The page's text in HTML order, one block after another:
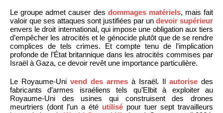
Le groupe admet causer des dommages matériels, mais fait
valoir que ses attaques sont justifiées par un devoir supérieur
envers le droit international, qui impose une obligation aux tiers
d’empêcher les atrocités et le génocide plutôt que de se rendre
complices de tels crimes. Et compte tenu de l’implication
profonde de l’État britannique dans les atrocités commises par
Israël à Gaza, ce devoir revêt une importance particulière.
Le Royaume-Uni vend des armes à Israël. Il autorise des
fabricants d’armes israéliens tels qu’Elbit à exploiter au
Royaume-Uni des usines qui construisent des drones
meurtriers (dont l’un a été utilisé pour tuer sept travailleurs